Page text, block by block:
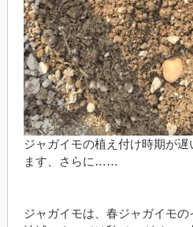
ジャガイモの植え付け時期が
ます、さらに……
ジャガイモは、春ジャガイモの